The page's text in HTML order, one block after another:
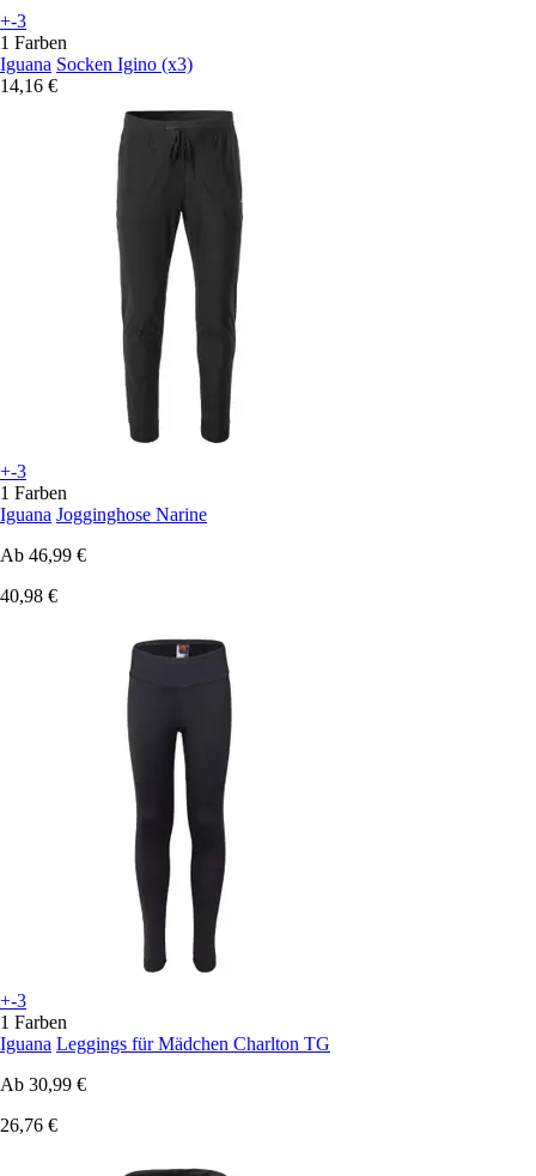
+-3
1 Farben
Iguana Socken Igino (x3)
14,16 €
+-3
1 Farben
Iguana Jogginghose Narine
Ab 46,99 €
40,98 €
+-3
1 Farben
Iguana Leggings für Mädchen Charlton TG
Ab 30,99 €
26,76 €